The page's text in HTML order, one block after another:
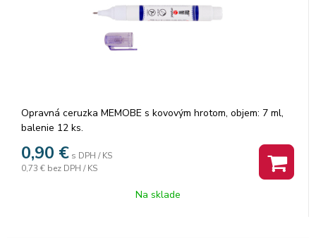
Opravná ceruzka MEMOBE s kovovým hrotom, objem: 7 ml,
balenie 12 ks.
0,90 € s DPH / KS
0,73 € bez DPH / KS
Na sklade